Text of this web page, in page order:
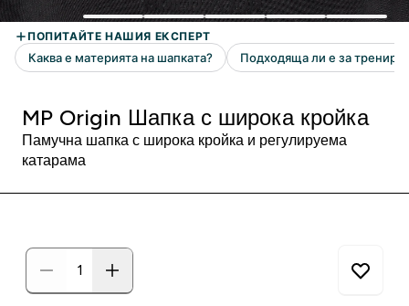
MP Origin Шапка с широка кройка
Памучна шапка с широка кройка и регулируема
катарама